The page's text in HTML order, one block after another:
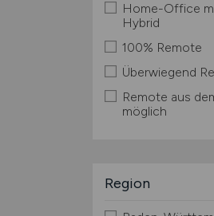
Home-Office
Hybrid
100% Remote
Überwiegend
Remote aus
möglich
Region